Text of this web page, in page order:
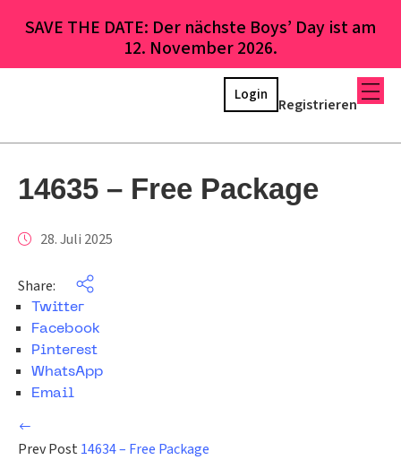
SAVE THE DATE: Der nächste Boys’ Day ist am
12. November 2026.
Registrieren
Login
14635 – Free Package
28. Juli 2025
Share:
Twitter
Facebook
Pinterest
WhatsApp
Email
Prev Post 14634 – Free Package